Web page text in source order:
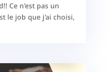
Ce n'est pas un
le job que j'ai choisi,